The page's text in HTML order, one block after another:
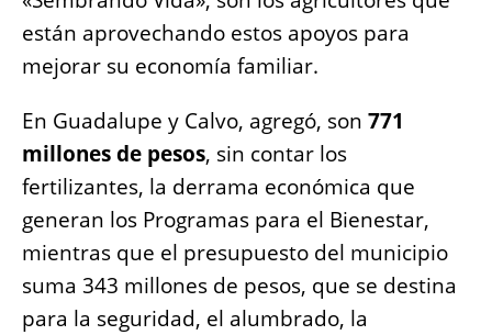
están aprovechando estos apoyos para
mejorar su economía familiar.
En Guadalupe y Calvo, agregó, son 771
millones de pesos, sin contar los
fertilizantes, la derrama económica que
generan los Programas para el Bienestar,
mientras que el presupuesto del municipio
suma 343 millones de pesos, que se destina
para la seguridad, el alumbrado, la